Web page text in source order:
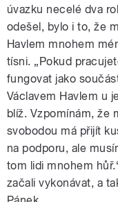
úvazku necelé dva
odešel, bylo i to, že
Havlem mnohem
tísni. „Pokud
fungovat jako
Václavem Havlem u
blíž. Vzpomínám, že
svobodou má přijít
na podporu, ale
tom lidi mnohem
začali vykonávat, a